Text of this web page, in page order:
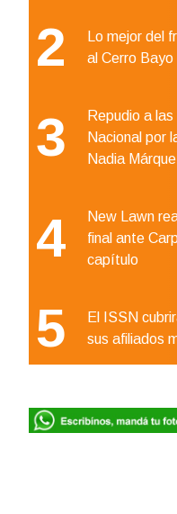
2
Lo mejor del
al Cerro Bayo
3
Repudio a
Nacional por
Nadia
4
New Lawn
final ante
capítulo
5
El ISSN
sus afiliados